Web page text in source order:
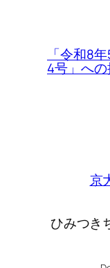
「令和8
4号」へ
京
ひみつき